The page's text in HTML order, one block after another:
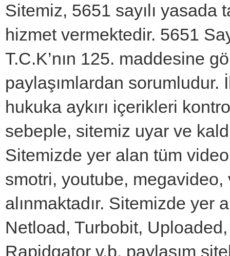
Sitemiz, 5651 sayılı yasada
hizmet vermektedir. 5651
T.C.K’nın 125. maddesine
paylaşımlardan
hukuka aykırı içerikleri
sebeple, sitemiz uyar ve
Sitemizde yer alan tüm
smotri, youtube, megavideo,
alınmaktadır. Sitemizde yer
Netload, Turbobit,
Rapidgator v.b. paylaşım